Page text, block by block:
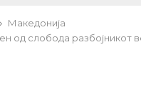
Македонија
од слобода разбојникот